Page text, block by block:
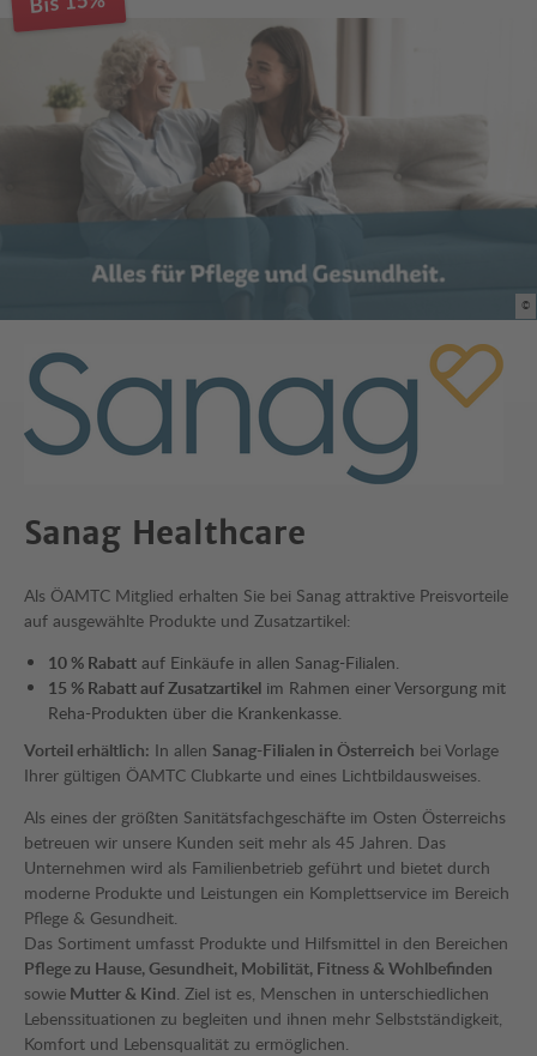
©
Sanag Healthcare
Als ÖAMTC Mitglied erhalten Sie bei Sanag attraktive Preisvorteile
auf ausgewählte Produkte und Zusatzartikel:
10 % Rabatt auf Einkäufe in allen Sanag-Filialen.
15 % Rabatt auf Zusatzartikel im Rahmen einer Versorgung mit
Reha-Produkten über die Krankenkasse.
Vorteil erhältlich: In allen Sanag-Filialen in Österreich bei Vorlage
Ihrer gültigen ÖAMTC Clubkarte und eines Lichtbildausweises.
Als eines der größten Sanitätsfachgeschäfte im Osten Österreichs
betreuen wir unsere Kunden seit mehr als 45 Jahren. Das
Unternehmen wird als Familienbetrieb geführt und bietet durch
moderne Produkte und Leistungen ein Komplettservice im Bereich
Pflege & Gesundheit.
Das Sortiment umfasst Produkte und Hilfsmittel in den Bereichen
Pflege zu Hause, Gesundheit, Mobilität, Fitness & Wohlbefinden
sowie Mutter & Kind. Ziel ist es, Menschen in unterschiedlichen
Lebenssituationen zu begleiten und ihnen mehr Selbstständigkeit,
Komfort und Lebensqualität zu ermöglichen.